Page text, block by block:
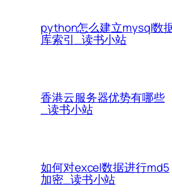
python怎么建立mysql数
库索引_读书小站
香港云服务器优势有哪些
_读书小站
如何对excel数据进行md5
加密_读书小站